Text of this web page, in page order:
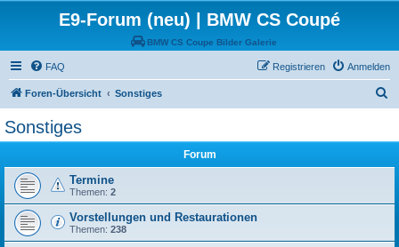
E9-Forum (neu) | BMW CS Coupé
BMW CS Coupe Bilder Galerie
FAQ Anmelden
Registrieren
Foren-Übersicht Sonstiges
Sonstiges
Forum
Termine
Themen: 2
Vorstellungen und Restaurationen
Themen: 238